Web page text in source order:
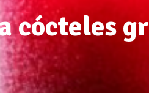
cócteles